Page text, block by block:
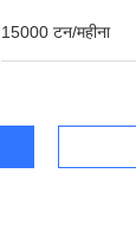
15000 टन/महीना